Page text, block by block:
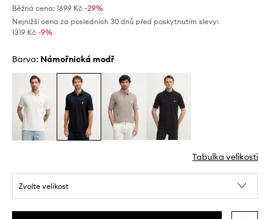
Běžná cena: 1699 Kč -29%
Nejnižší cena za posledních 30 dnů před poskytnutím slevy:
1319 Kč -9%
Barva: námořnická modř
Tabulka velikosti
Zvolte velikost